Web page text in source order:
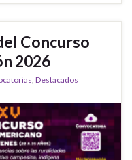
Concurso
2026
Destacados